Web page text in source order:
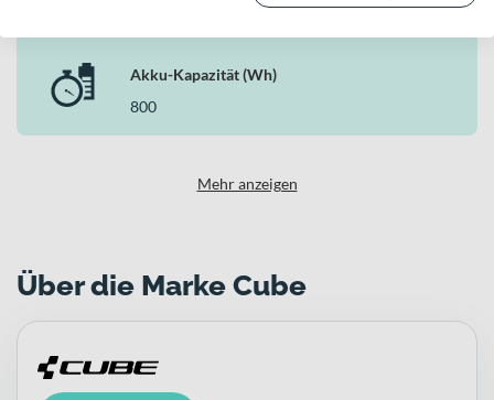
Warum dieses Bike in der Kategorie E-MTB Fullys
stimmigen Gesamtpaket. Das Stereo Hybrid ONE44 HPC SLX 800
Akku-Kapazität (Wh)
800
Mehr anzeigen
Über die Marke Cube